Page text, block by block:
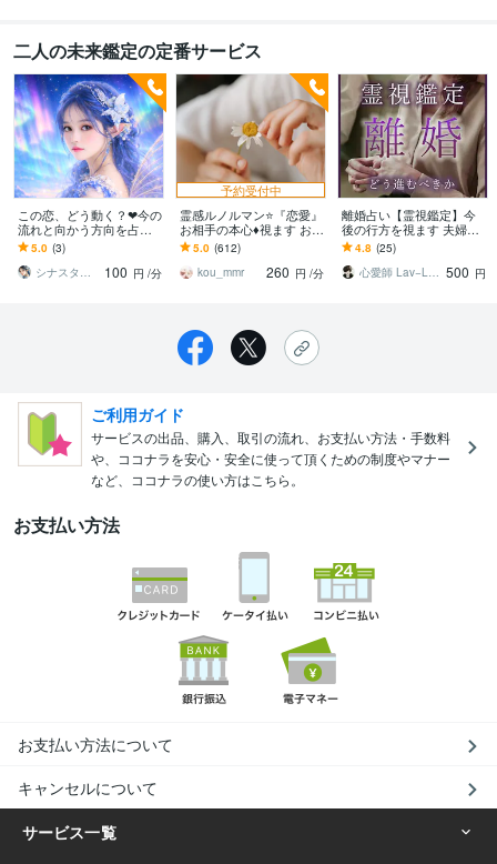
二人の未来鑑定の定番サービス
この恋、どう動く？❤今の
流れと向かう方向を占い
ます 今動くべきか、待つ
べきか？カラーとカード
から読み解きます☪️
5.0 (3)
シナスタジアリーダー⭐️Lia
100 円 /分
予約受付中
霊感ルノルマン⭐️『恋愛』
お相手の本心♦︎視ます お相
手様の潜在意識❤︎この恋愛
＊今後どうなる？未来へ
導く鑑定
5.0 (612)
kou_mmr
260 円 /分
離婚占い【霊視鑑定】今
後の行方を視ます 夫婦関
係・別居・浮気・親権・
離婚後の生活も視ます
4.8 (25)
心愛師 Lav−Laka 500 円
ご利用ガイド
サービスの出品、購入、取引の流れ、お支払い方法・手数料
や、ココナラを安心・安全に使って頂くための制度やマナー
など、ココナラの使い方はこちら。
お支払い方法
お支払い方法について
キャンセルについて